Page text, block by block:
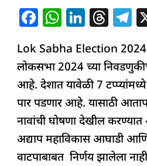
F
c
e
b
o
o
k
W
at
s
A
p
p
Li
k
e
dI
n
T
re
a
d
s
T
e
g
Lok Sabha Election
लोकसभा 2024 च्या
आहे. देशात यावेळी 7
पार पडणार आहे. यासाठी
नावांची घोषणा देखील
अद्याप महाविकास आघाडी
वाटपाबाबत निर्णय झालेला
निर्णय
घ्या
नाहीतर….